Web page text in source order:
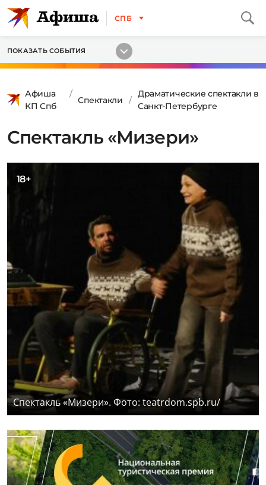
СПБ
ПОКАЗАТЬ СОБЫТИЯ
Афиша
КП Спб
Спектакли
Драматические спектакли в
Санкт-Петербурге
Спектакль «Мизери»
18+
Спектакль «Мизери». Фото: teatrdom.spb.ru/